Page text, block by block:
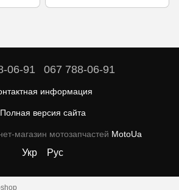
06-91 067 788-06-91
информация
Полная версия сайта
магазин мотозапчастей MotoUa
Укр Рус